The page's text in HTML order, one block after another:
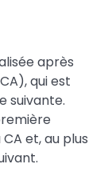
après
qui est
suivante.
et, au plus